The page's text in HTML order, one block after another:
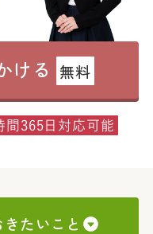
ける 無料
間365日対応可能
たいこと